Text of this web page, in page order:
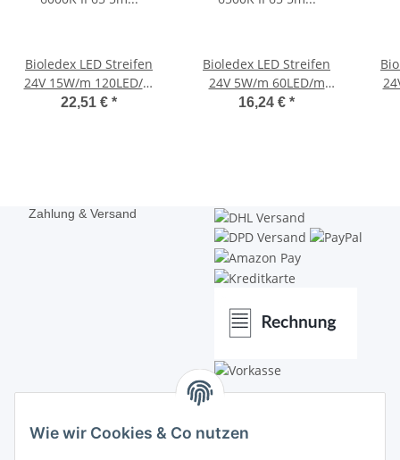
Bioledex LED Streifen
24V 15W/m 120LED/m
6000K IP65 5m Rolle
22,51 € *
Bioledex LED Streifen
24V 5W/m 60LED/m
6500K IP65 5m Rolle
16,24 € *
Zahlung & Versand
Wie wir Cookies & Co nutzen